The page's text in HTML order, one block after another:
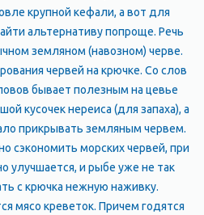
крупной кефали, а вот для
альтернативу попроще. Речь
земляном (навозном) черве.
червей на крючке. Со слов
бывает полезным на цевье
кусочек нереиса (для запаха), а
прикрывать земляным червем.
сэкономить морских червей, при
улучшается, и рыбе уже не так
с крючка нежную наживку.
мясо креветок. Причем годятся